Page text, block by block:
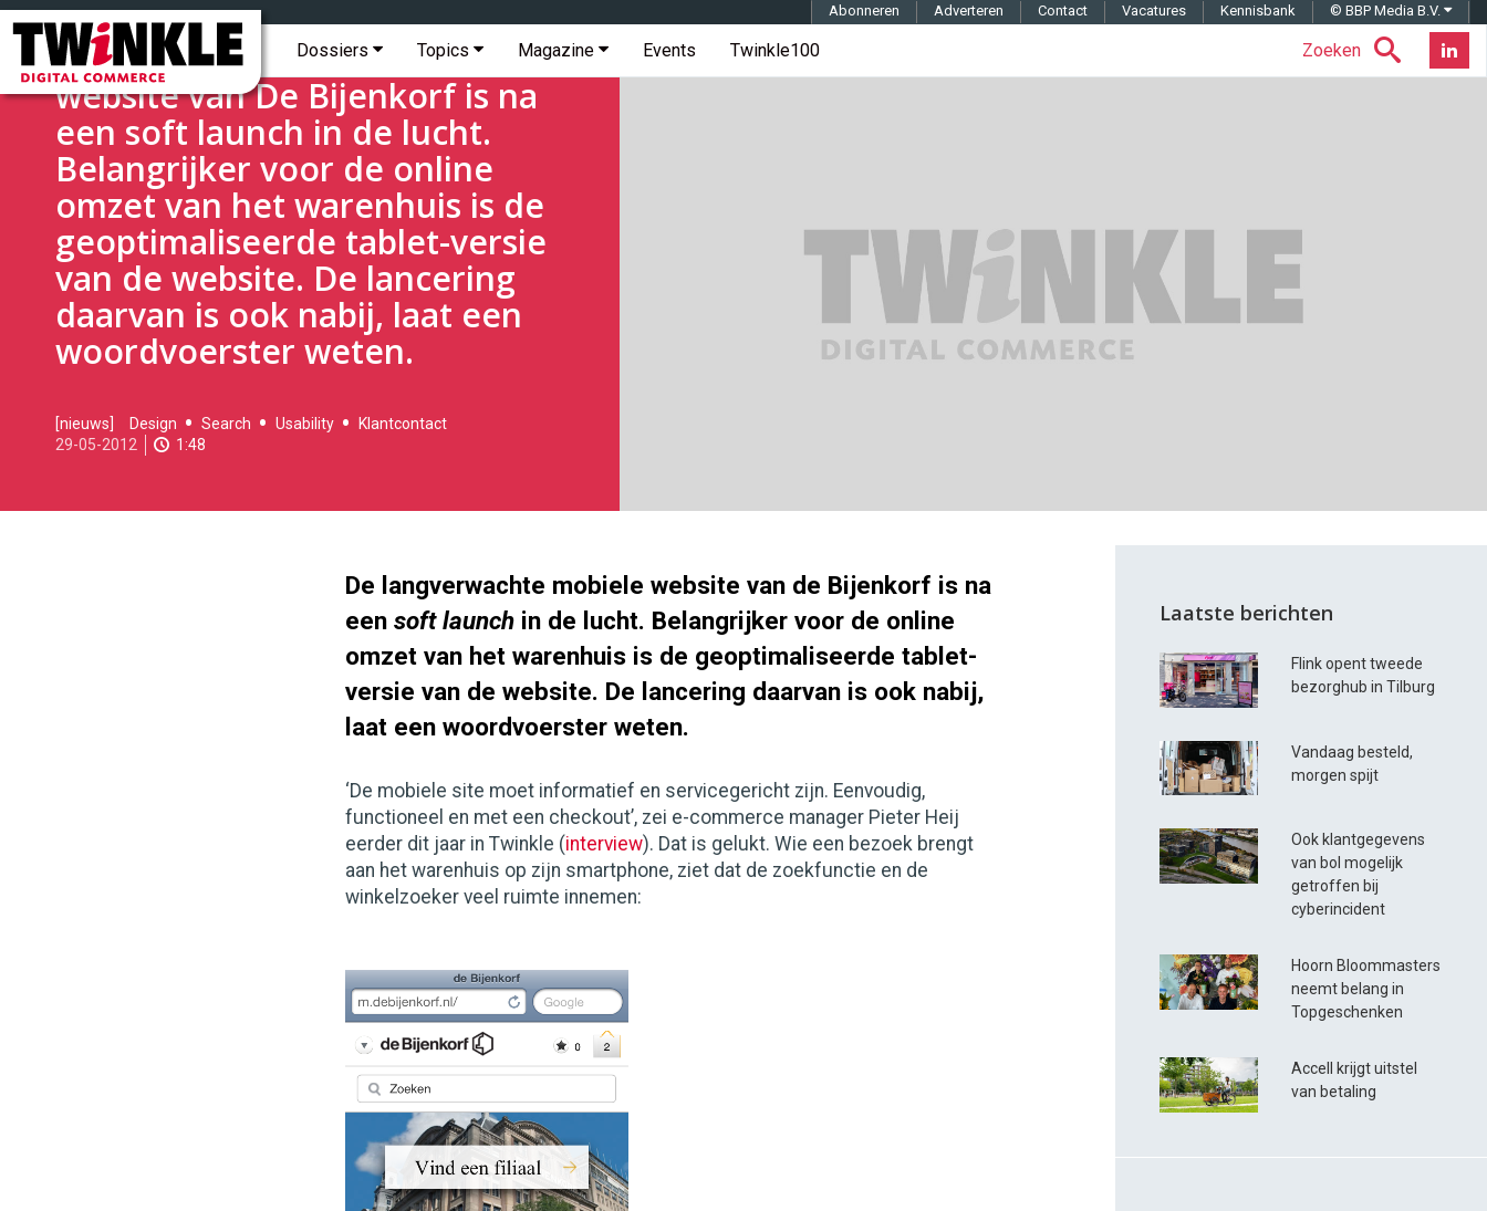
Twinkle
Digital
Commerce
Hoofdmenu Zoeken
Dossiers Topics Magazine Events Twinkle100
Topmenu Abonneren Adverteren Contact Vacatures Kennisbank © BBP Media B.V.
De langverwachte mobiele
website van De Bijenkorf is na
een soft launch in de lucht.
Belangrijker voor de online
omzet van het warenhuis is de
geoptimaliseerde tablet-versie
van de website. De lancering
daarvan is ook nabij, laat een
woordvoerster weten.
2012-
05-
11-
[nieuws] Design Search Usability
Klantcontact
29-05-2012
1:48
De langverwachte mobiele website van de Bijenkorf is na
een soft launch in de lucht. Belangrijker voor de online
omzet van het warenhuis is de geoptimaliseerde tablet-
versie van de website. De lancering daarvan is ook nabij,
laat een woordvoerster weten.
‘De mobiele site moet informatief en servicegericht zijn. Eenvoudig,
functioneel en met een checkout’, zei e-commerce manager Pieter Heij
eerder dit jaar in Twinkle (interview). Dat is gelukt. Wie een bezoek brengt
aan het warenhuis op zijn smartphone, ziet dat de zoekfunctie en de
winkelzoeker veel ruimte innemen:
Laatste berichten
Flink opent tweede
bezorghub in Tilburg
Vandaag besteld,
morgen spijt
Ook klantgegevens
van bol mogelijk
getroffen bij
cyberincident
Hoorn Bloommasters
neemt belang in
Topgeschenken
Accell krijgt uitstel
van betaling